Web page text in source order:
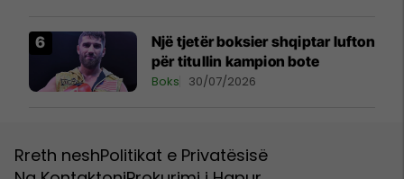
Një tjetër boksier shqiptar lufton
për titullin kampion bote
Boks 30/07/2026
Rreth neshPolitikat e Privatësisë